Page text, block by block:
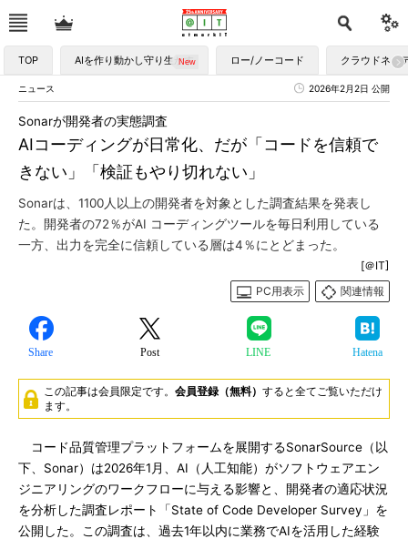
TOP AIを作り動かし守り生かす ロー/ノーコード クラウドネイ
ニュース 2026年2月2日 公開
AIコーディングが日常化、だが「コードを信頼で
きない」「検証もやり切れない」
Sonarが開発者の実態調査
Sonarは、1100人以上の開発者を対象とした調査結果を発表し
た。開発者の72％がAI コーディングツールを毎日利用している
一方、出力を完全に信頼している層は4％にとどまった。
[＠IT]
PC用表示
関連情報
Share Post LINE Hatena
この記事は会員限定です。 会員登録（無料） すると全てご覧いただけ
ます。
コード品質管理プラットフォームを展開するSonarSource（以
下、Sonar）は2026年1月、AI（人工知能）がソフトウェアエン
ジニアリングのワークフローに与える影響と、開発者の適応状況
を分析した調査レポート「State of Code Developer Survey」を
公開した。この調査は、過去1年以内に業務でAIを活用した経験